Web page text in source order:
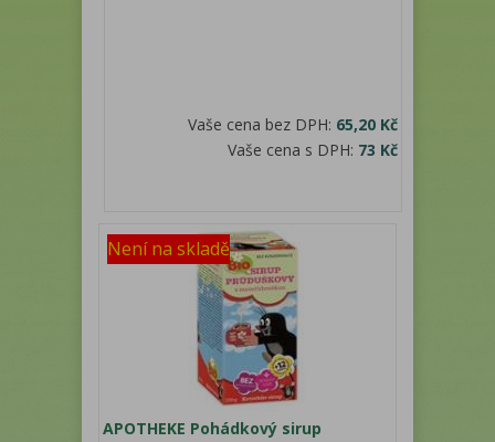
Vaše cena bez DPH: 65,20 Kč
Vaše cena s DPH: 73 Kč
Není na skladě
APOTHEKE Pohádkový sirup